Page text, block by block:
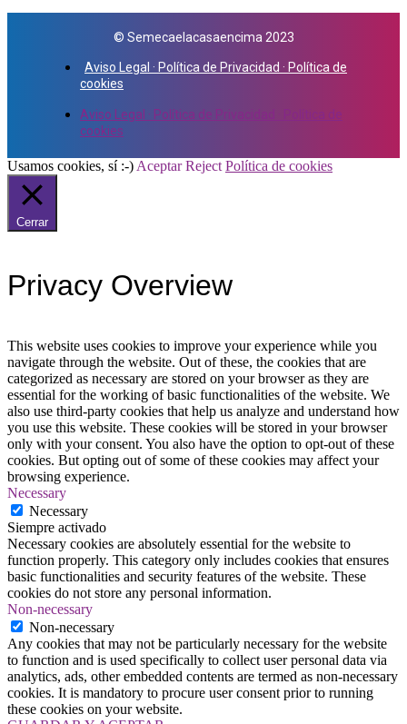
© Semecaelacasaencima 2023
Aviso Legal · Política de Privacidad · Política de
cookies
Aviso Legal · Política de Privacidad · Política de
cookies
Usamos cookies, sí :-) Aceptar Reject Política de cookies
Cerrar
Privacy Overview
This website uses cookies to improve your experience while you
navigate through the website. Out of these, the cookies that are
categorized as necessary are stored on your browser as they are
essential for the working of basic functionalities of the website. We
also use third-party cookies that help us analyze and understand how
you use this website. These cookies will be stored in your browser
only with your consent. You also have the option to opt-out of these
cookies. But opting out of some of these cookies may affect your
browsing experience.
Necessary
Necessary
Siempre activado
Necessary cookies are absolutely essential for the website to
function properly. This category only includes cookies that ensures
basic functionalities and security features of the website. These
cookies do not store any personal information.
Non-necessary
Non-necessary
Any cookies that may not be particularly necessary for the website
to function and is used specifically to collect user personal data via
analytics, ads, other embedded contents are termed as non-necessary
cookies. It is mandatory to procure user consent prior to running
these cookies on your website.